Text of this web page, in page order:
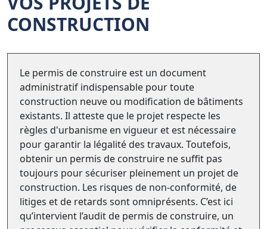
CONSTRUCTION
Le permis de construire est un document
administratif indispensable pour toute
construction neuve ou modification de bâtiments
existants. Il atteste que le projet respecte les
règles d'urbanisme en vigueur et est nécessaire
pour garantir la légalité des travaux. Toutefois,
obtenir un permis de construire ne suffit pas
toujours pour sécuriser pleinement un projet de
construction. Les risques de non-conformité, de
litiges et de retards sont omniprésents. C’est ici
qu’intervient l’audit de permis de construire, un